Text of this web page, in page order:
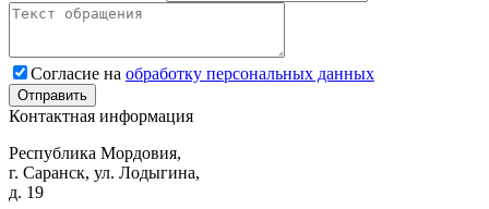
Согласие на обработку персональных данных
Контактная информация
Республика Мордовия,
г. Саранск, ул. Лодыгина,
д. 19